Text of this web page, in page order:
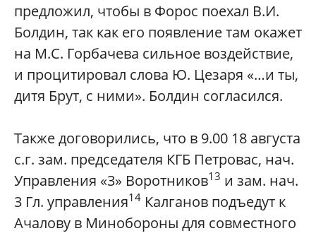
предложил, чтобы в Форос поехал В.И.
Болдин, так как его появление там окажет
на М.С. Горбачева сильное воздействие,
и процитировал слова Ю. Цезаря «…и ты,
дитя Брут, с ними». Болдин согласился.
Также договорились, что в 9.00 18 августа
с.г. зам. председателя КГБ Петровас, нач.
Управления «3» Воротников13 и зам. нач.
3 Гл. управления14 Калганов подъедут к
Ачалову в Минобороны для совместного